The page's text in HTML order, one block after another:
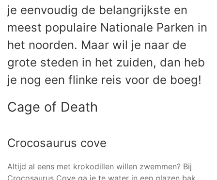
je eenvoudig de belangrijkste en
meest populaire Nationale Parken in
het noorden. Maar wil je naar de
grote steden in het zuiden, dan heb
je nog een flinke reis voor de boeg!
Cage of Death
Crocosaurus cove
Altijd al eens met krokodillen willen zwemmen? Bij
Crocosaurus Cove ga je te water in een glazen bak